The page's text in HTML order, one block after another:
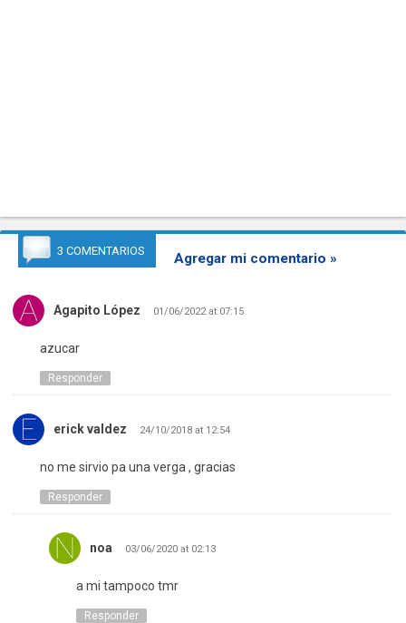
3 COMENTARIOS Agregar mi comentario »
Agapito López 01/06/2022 at 07:15
azucar
Responder
erick valdez 24/10/2018 at 12:54
no me sirvio pa una verga , gracias
Responder
noa 03/06/2020 at 02:13
a mi tampoco tmr
Responder